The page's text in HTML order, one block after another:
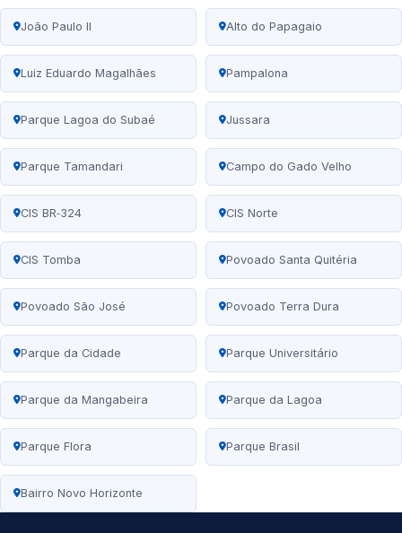
João Paulo II Alto do Papagaio
Luiz Eduardo Magalhães Pampalona
Parque Lagoa do Subaé Jussara
Parque Tamandari Campo do Gado Velho
CIS BR‑324 CIS Norte
CIS Tomba Povoado Santa Quitéria
Povoado São José Povoado Terra Dura
Parque da Cidade Parque Universitário
Parque da Mangabeira Parque da Lagoa
Parque Flora Parque Brasil
Bairro Novo Horizonte